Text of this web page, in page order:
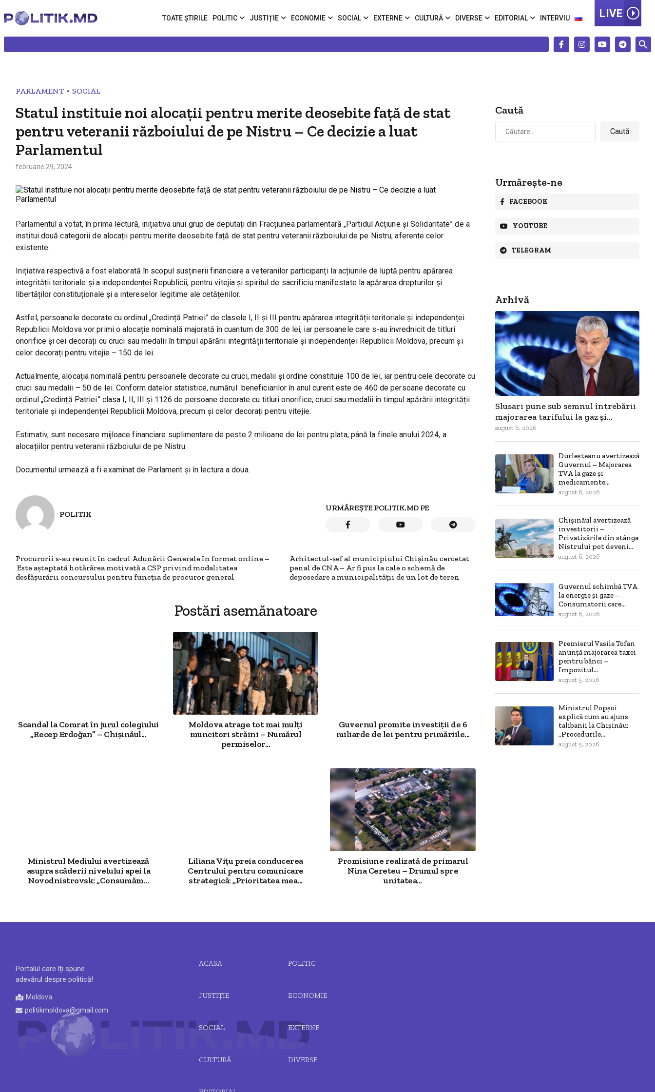
TOATE ȘTIRILE POLITIC JUSTIȚIE ECONOMIE SOCIAL EXTERNE CULTURĂ DIVERSE EDITORIAL INTERVIU LIVE
PARLAMENT • SOCIAL
Statul instituie noi alocații pentru merite deosebite față de stat
pentru veteranii războiului de pe Nistru – Ce decizie a luat
Parlamentul
februarie 29, 2024
Parlamentul a votat, în prima lectură, inițiativa unui grup de deputați din Fracțiunea parlamentară „Partidul Acțiune și Solidaritate” de a
institui două categorii de alocații pentru merite deosebite față de stat pentru veteranii războiului de pe Nistru, aferente celor
existente.
Inițiativa respectivă a fost elaborată în scopul susținerii financiare a veteranilor participanți la acțiunile de luptă pentru apărarea
integrității teritoriale și a independenței Republicii, pentru vitejia și spiritul de sacrificiu manifestate la apărarea drepturilor și
libertăților constituționale și a intereselor legitime ale cetățenilor.
Astfel, persoanele decorate cu ordinul „Credință Patriei” de clasele I, II și III pentru apărarea integrității teritoriale și independenței
Republicii Moldova vor primi o alocație nominală majorată în cuantum de 300 de lei, iar persoanele care s-au învrednicit de titluri
onorifice și cei decorați cu cruci sau medalii în timpul apărării integrității teritoriale și independenței Republicii Moldova, precum și
celor decorați pentru vitejie – 150 de lei.
Actualmente, alocația nominală pentru persoanele decorate cu cruci, medalii și ordine constituie 100 de lei, iar pentru cele decorate cu
cruci sau medalii – 50 de lei. Conform datelor statistice, numărul beneficiarilor în anul curent este de 460 de persoane decorate cu
ordinul „Credință Patriei” clasa I, II, III și 1126 de persoane decorate cu titluri onorifice, cruci sau medalii în timpul apărării integrității
teritoriale și independenței Republicii Moldova, precum și celor decorați pentru vitejie.
Estimativ, sunt necesare mijloace financiare suplimentare de peste 2 milioane de lei pentru plata, până la finele anului 2024, a
alocațiilor pentru veteranii războiului de pe Nistru.
Documentul urmează a fi examinat de Parlament și în lectura a doua.
POLITIK
URMĂREȘTE POLITIK.MD PE
Procurorii s-au reunit în cadrul Adunării Generale în format online –
Este așteptată hotărârea motivată a CSP privind modalitatea
desfășurării concursului pentru funcția de procuror general
Arhitectul-șef al municipiului Chișinău cercetat
penal de CNA – Ar fi pus la cale o schemă de
deposedare a municipalității de un lot de teren
Postări asemănatoare
Scandal la Comrat în jurul colegiului
„Recep Erdoğan” – Chișinăul...
Moldova atrage tot mai mulți
muncitori străini – Numărul
permiselor...
Guvernul promite investiții de 6
miliarde de lei pentru primăriile...
Ministrul Mediului avertizează
asupra scăderii nivelului apei la
Novodnistrovsk: „Consumăm...
Liliana Vițu preia conducerea
Centrului pentru comunicare
strategică: „Prioritatea mea...
Promisiune realizată de primarul
Nina Cereteu – Drumul spre
unitatea...
Caută
Caută
după:
Urmărește-ne
FACEBOOK
YOUTUBE
TELEGRAM
Arhivă
Slusari pune sub semnul întrebării
majorarea tarifului la gaz și...
august 6, 2026
Durleșteanu avertizează
Guvernul – Majorarea
TVA la gaze și
medicamente...
august 6, 2026
Chișinăul avertizează
investitorii –
Privatizările din stânga
Nistrului pot deveni...
august 6, 2026
Guvernul schimbă TVA
la energie și gaze –
Consumatorii care...
august 6, 2026
Premierul Vasile Tofan
anunță majorarea taxei
pentru bănci –
Impozitul...
august 5, 2026
Ministrul Popșoi
explică cum au ajuns
talibanii la Chișinău:
„Procedurile...
august 5, 2026
Portalul care îți spune
adevărul despre politică!
Moldova
politikmoldova@gmail.com
ACASA POLITIC
JUSTIȚIE ECONOMIE
SOCIAL EXTERNE
CULTURĂ DIVERSE